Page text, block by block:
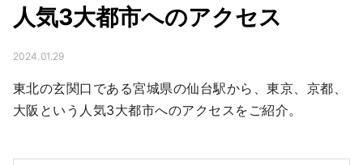
人気3大都市へのアクセス
2024.01.29
東北の玄関口である宮城県の仙台駅から、東京、京都、
大阪という人気3大都市へのアクセスをご紹介。